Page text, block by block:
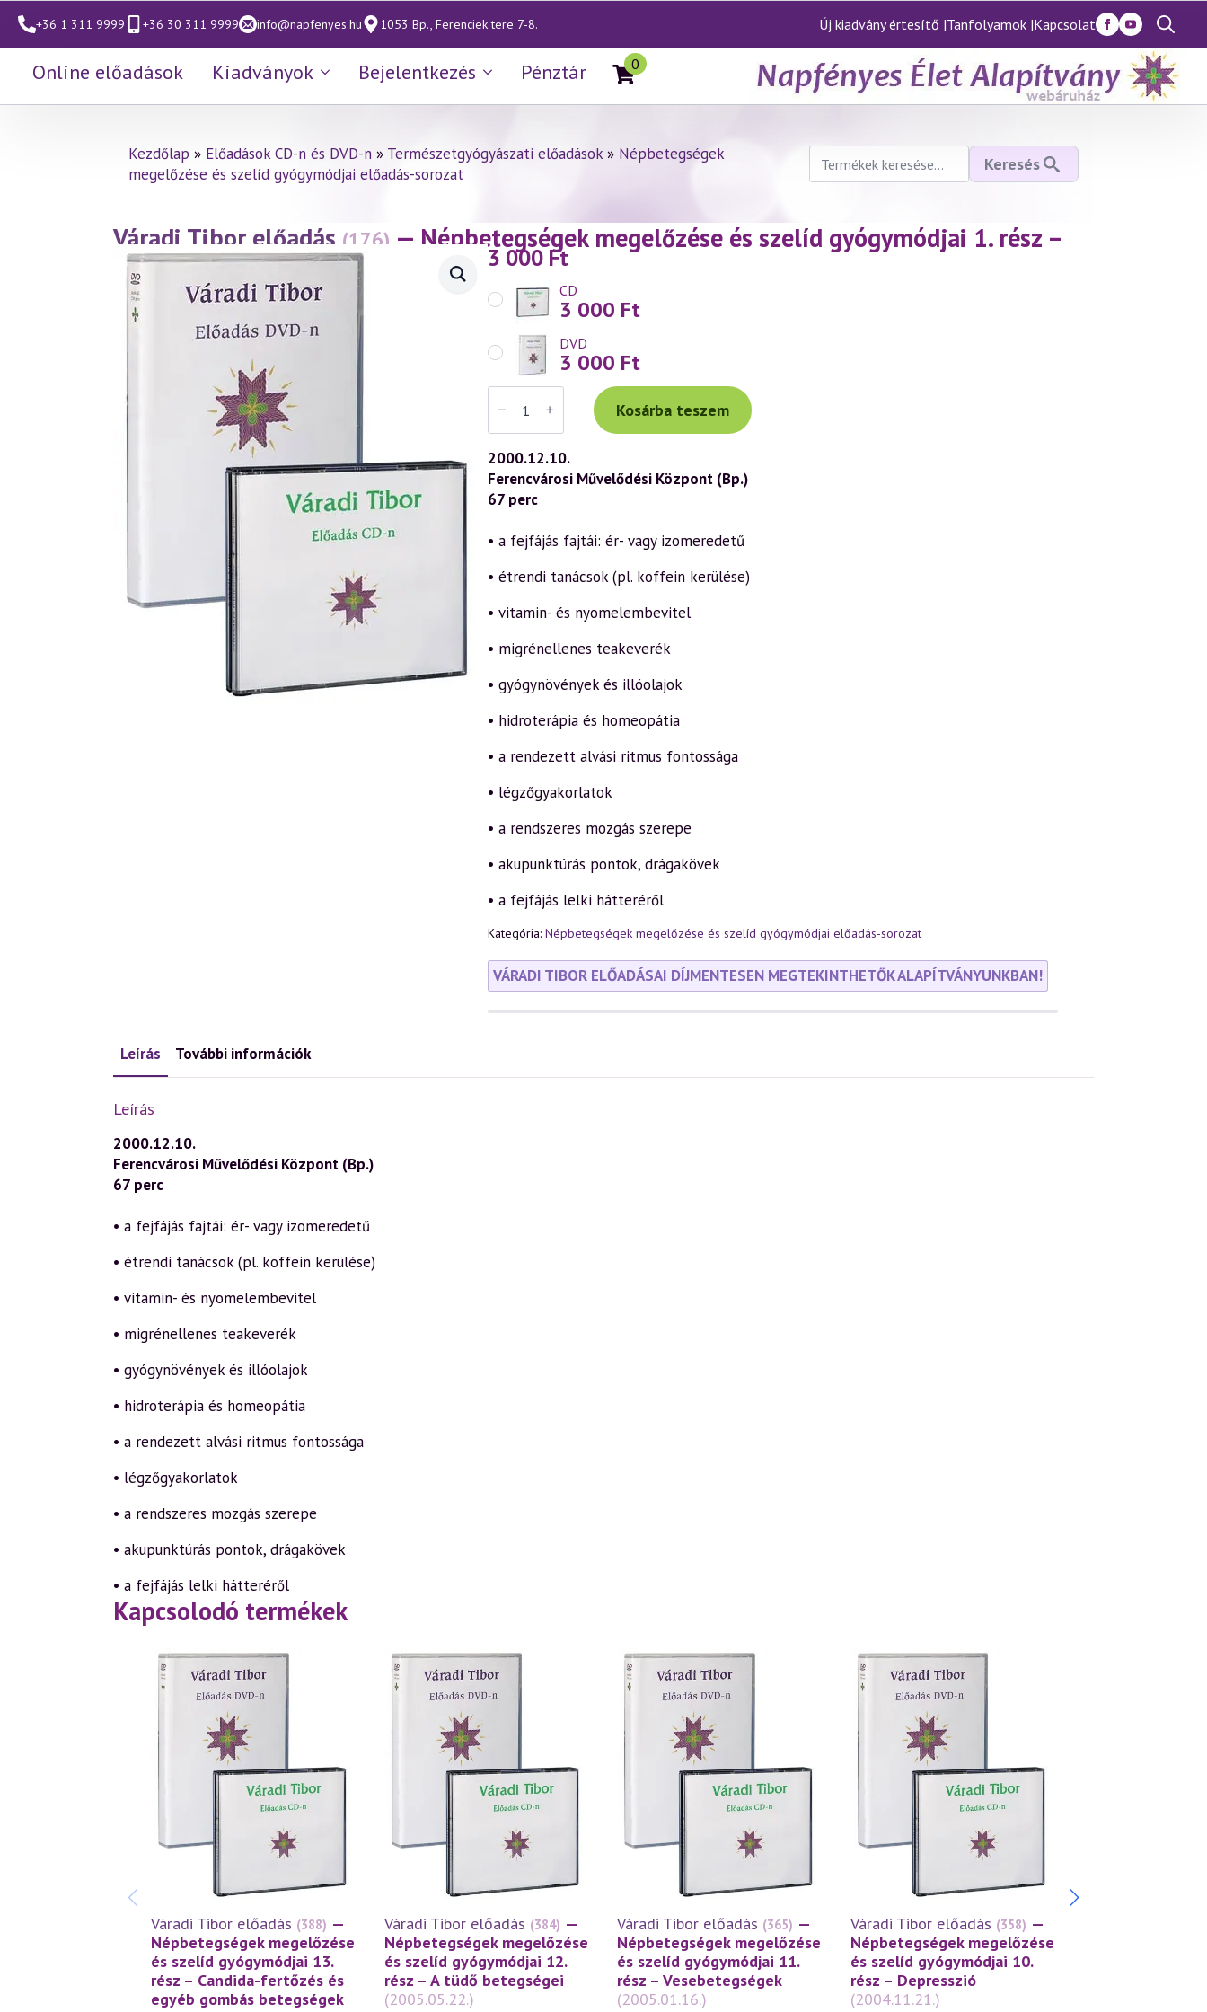
+36 1 311 9999 +36 30 311 9999 info@napfenyes.hu 1053 Bp., Ferenciek tere 7-8. Új kiadvány értesítő |Tanfolyamok |Kapcsolat
Search
for:
Online előadások Kiadványok Bejelentkezés Pénztár 0
Kezdőlap » Előadások CD-n és DVD-n » Természetgyógyászati előadások» Népbetegségek
megelőzése és szelíd gyógymódjai előadás-sorozat
Keresés
következőre:
Keresés
Váradi Tibor előadás (176) — Népbetegségek megelőzése és szelíd gyógymódjai 1. rész –
Fejfájás(2000.12.10.) 3 000 Ft
CD
3 000 Ft
DVD
3 000 Ft
Váradi
Tibor
előadás
(176)
—
Népbetegségek
megelőzése
és
szelíd
1.
rész
Fejfájás
mennyiség
Kosárba teszem
2000.12.10.
Ferencvárosi Művelődési Központ (Bp.)
67 perc
• a fejfájás fajtái: ér- vagy izomeredetű
• étrendi tanácsok (pl. koffein kerülése)
• vitamin- és nyomelembevitel
• migrénellenes teakeverék
• gyógynövények és illóolajok
• hidroterápia és homeopátia
• a rendezett alvási ritmus fontossága
• légzőgyakorlatok
• a rendszeres mozgás szerepe
• akupunktúrás pontok, drágakövek
• a fejfájás lelki hátteréről
Kategória: Népbetegségek megelőzése és szelíd gyógymódjai előadás-sorozat
VÁRADI TIBOR ELŐADÁSAI DÍJMENTESEN MEGTEKINTHETŐK ALAPÍTVÁNYUNKBAN!
Leírás További információk
Leírás
2000.12.10.
Ferencvárosi Művelődési Központ (Bp.)
67 perc
• a fejfájás fajtái: ér- vagy izomeredetű
• étrendi tanácsok (pl. koffein kerülése)
• vitamin- és nyomelembevitel
• migrénellenes teakeverék
• gyógynövények és illóolajok
• hidroterápia és homeopátia
• a rendezett alvási ritmus fontossága
• légzőgyakorlatok
• a rendszeres mozgás szerepe
• akupunktúrás pontok, drágakövek
• a fejfájás lelki hátteréről
Kapcsolodó termékek
Váradi Tibor előadás (388) —
Népbetegségek megelőzése
és szelíd gyógymódjai 13.
rész – Candida-fertőzés és
egyéb gombás betegségek
Váradi Tibor előadás (384) —
Népbetegségek megelőzése
és szelíd gyógymódjai 12.
rész – A tüdő betegségei
(2005.05.22.)
Váradi Tibor előadás (365) —
Népbetegségek megelőzése
és szelíd gyógymódjai 11.
rész – Vesebetegségek
(2005.01.16.)
Váradi Tibor előadás (358) —
Népbetegségek megelőzése
és szelíd gyógymódjai 10.
rész – Depresszió
(2004.11.21.)